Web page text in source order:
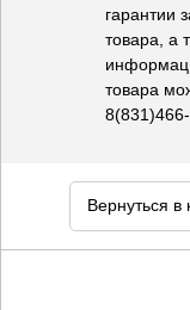
гарантии
товара, а
товара
Вернуться в